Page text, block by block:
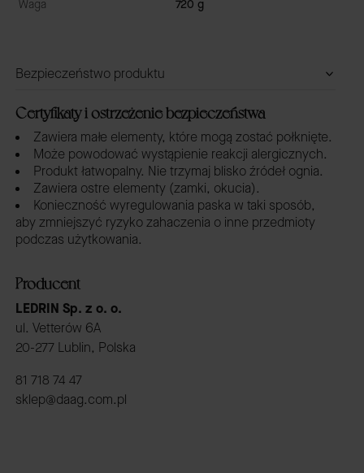
Waga
720 g
Bezpieczeństwo produktu
Certyfikaty i ostrzeżenie bezpieczeństwa
Zawiera małe elementy, które mogą zostać połknięte.
Może powodować wystąpienie reakcji alergicznych.
Produkt łatwopalny. Nie trzymaj blisko źródeł ognia.
Zawiera ostre elementy (zamki, okucia).
Konieczność wyregulowania paska w taki sposób,
aby zmniejszyć ryzyko zahaczenia o inne przedmioty
podczas użytkowania.
Producent
LEDRIN Sp. z o. o.
ul. Vetterów 6A
20-277 Lublin, Polska
81 718 74 47
sklep@daag.com.pl